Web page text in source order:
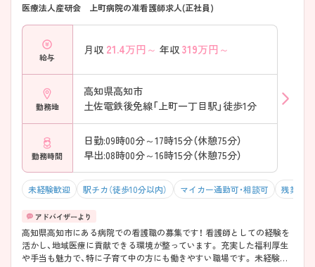
医療法人産研会 上町病院の准看護師求人(正社員)
給与
月収 21.4万円～ 年収 319万円～
勤務地
高知県高知市
土佐電鉄後免線「上町一丁目駅」徒歩1分
勤務時間
日勤:09時00分～17時15分（休憩75分）
早出:08時00分～16時15分（休憩75分）
未経験歓迎 駅チカ（徒歩10分以内） マイカー通勤可・相談可 残業10h
高知県高知市にある病院での看護職の募集です！ 看護師としての経験を
活かし、地域医療に貢献できる環境が整っています。 充実した福利厚生
や手当も魅力で、特に子育て中の方にも働きやすい職場です。 未経験者